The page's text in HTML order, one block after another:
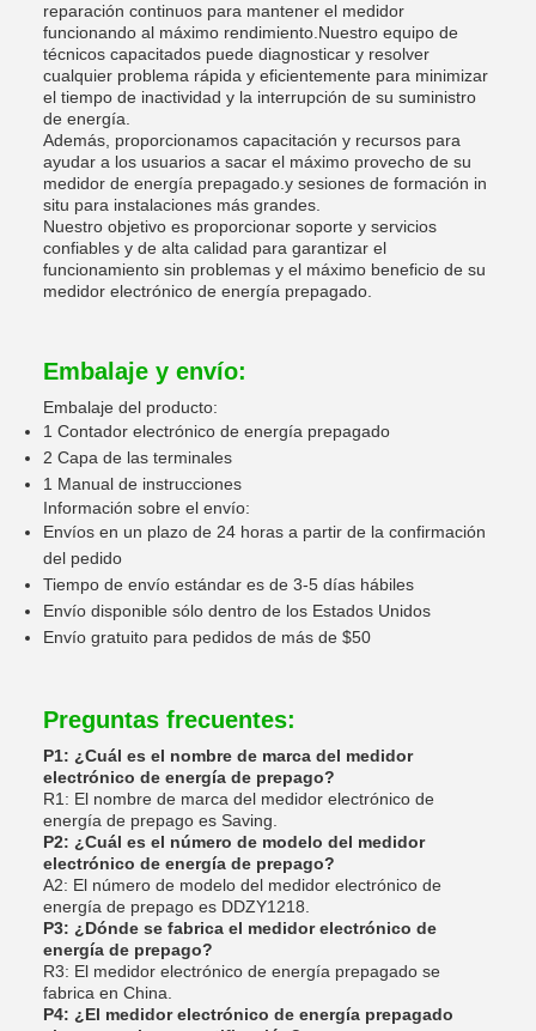
reparación continuos para mantener el medidor
funcionando al máximo rendimiento.Nuestro equipo de
técnicos capacitados puede diagnosticar y resolver
cualquier problema rápida y eficientemente para minimizar
el tiempo de inactividad y la interrupción de su suministro
de energía.
Además, proporcionamos capacitación y recursos para
ayudar a los usuarios a sacar el máximo provecho de su
medidor de energía prepagado.y sesiones de formación in
situ para instalaciones más grandes.
Nuestro objetivo es proporcionar soporte y servicios
confiables y de alta calidad para garantizar el
funcionamiento sin problemas y el máximo beneficio de su
medidor electrónico de energía prepagado.
Embalaje y envío:
Embalaje del producto:
1 Contador electrónico de energía prepagado
2 Capa de las terminales
1 Manual de instrucciones
Información sobre el envío:
Envíos en un plazo de 24 horas a partir de la confirmación
del pedido
Tiempo de envío estándar es de 3-5 días hábiles
Envío disponible sólo dentro de los Estados Unidos
Envío gratuito para pedidos de más de $50
Preguntas frecuentes:
P1: ¿Cuál es el nombre de marca del medidor
electrónico de energía de prepago?
R1: El nombre de marca del medidor electrónico de
energía de prepago es Saving.
P2: ¿Cuál es el número de modelo del medidor
electrónico de energía de prepago?
A2: El número de modelo del medidor electrónico de
energía de prepago es DDZY1218.
P3: ¿Dónde se fabrica el medidor electrónico de
energía de prepago?
R3: El medidor electrónico de energía prepagado se
fabrica en China.
P4: ¿El medidor electrónico de energía prepagado